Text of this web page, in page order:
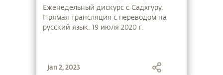
Еженедельный дискурс с
Садхгуру | 19 июля 2020,
15:30 МСК
Еженедельный дискурс с Садхгуру.
Прямая трансляция с переводом на
русский язык. 19 июля 2020 г.
Jan 2, 2023